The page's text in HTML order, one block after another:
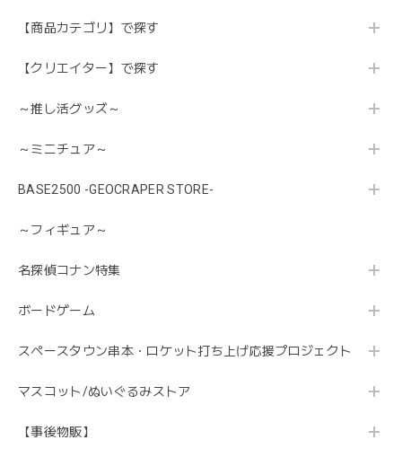
【商品カテゴリ】で探す
【クリエイター】で探す
～推し活グッズ～
～ミニチュア～
BASE2500 -GEOCRAPER STORE-
～フィギュア～
名探偵コナン特集
ボードゲーム
スペースタウン串本・ロケット打ち上げ応援プロジェクト
マスコット/ぬいぐるみストア
【事後物販】